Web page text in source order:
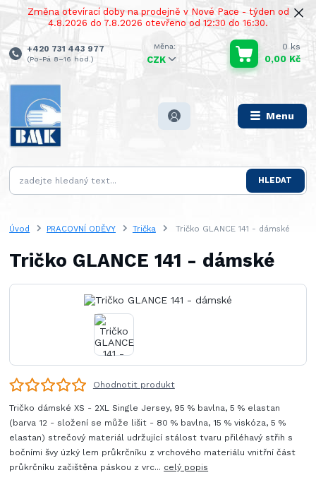
Změna otevírací doby na prodejně v Nové Pace - týden od
4.8.2026 do 7.8.2026 otevřeno od 12:30 do 16:30.
Menu
CZK
HLEDAT
+420 731 443 977
(Po-Pá 8–16 hod.)
0 ks
0,00 Kč
Úvod PRACOVNÍ ODĚVY Trička Tričko GLANCE 141 - dámské
Tričko GLANCE 141 - dámské
Ohodnotit produkt
Tričko dámské XS - 2XL Single Jersey, 95 % bavlna, 5 % elastan
(barva 12 - složení se může lišit - 80 % bavlna, 15 % viskóza, 5 %
elastan) strečový materiál udržující stálost tvaru přiléhavý střih s
bočními švy úzký lem průkrčníku z vrchového materiálu vnitřní část
průkrčníku začištěna páskou z vrc... celý popis